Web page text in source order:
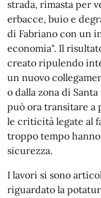
strada, rimasta per
erbacce, buio e
di Fabriano con un
economia". Il
creato ripulendo
un nuovo
o dalla zona di
può ora transitare a
le criticità legate al
troppo tempo
sicurezza.
I lavori si sono
riguardato la